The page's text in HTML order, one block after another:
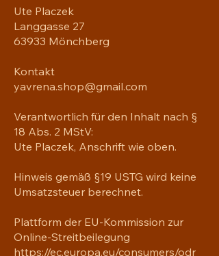
Anhänger zu einem liebevollen
Begleiter für unterwegs.
persönliches Zeichen für Freiheit,
Individualität und die Erinnerung
gehen.
Material: Kunstleder
Motiv: Mumbrax ohne Schriftzug
Verwendung: Schlüsselbund, Tasche,
Rucksack oder Dekoration
Ute Placzek
Langgasse 27
63933 Mönchberg
Kontakt
yavrena.shop@gmail.com
Verantwortlich für den Inhalt nach §
18 Abs. 2 MStV:
Ute Placzek, Anschrift wie oben.
Hinweis gemäß §19 USTG wird keine
Umsatzsteuer berechnet.
Plattform der EU-Kommission zur
Online-Streitbeilegung
https://ec.europa.eu/consumers/odr